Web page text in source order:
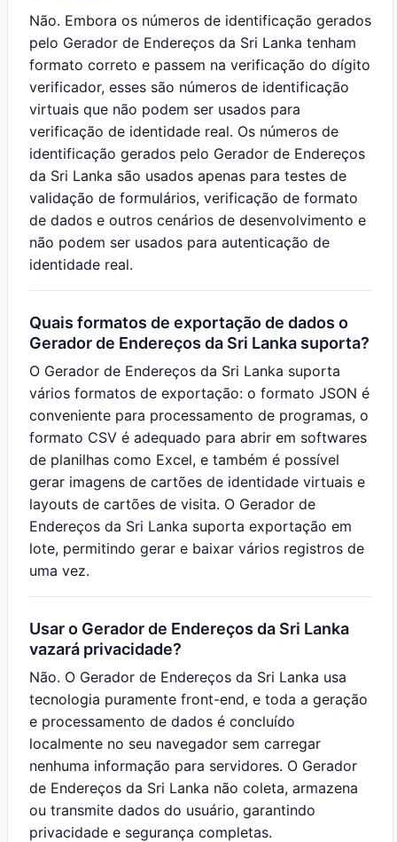
Não. Embora os números de identificação gerados
pelo Gerador de Endereços da Sri Lanka tenham
formato correto e passem na verificação do dígito
verificador, esses são números de identificação
virtuais que não podem ser usados para
verificação de identidade real. Os números de
identificação gerados pelo Gerador de Endereços
da Sri Lanka são usados apenas para testes de
validação de formulários, verificação de formato
de dados e outros cenários de desenvolvimento e
não podem ser usados para autenticação de
identidade real.
Quais formatos de exportação de dados o
Gerador de Endereços da Sri Lanka suporta?
O Gerador de Endereços da Sri Lanka suporta
vários formatos de exportação: o formato JSON é
conveniente para processamento de programas, o
formato CSV é adequado para abrir em softwares
de planilhas como Excel, e também é possível
gerar imagens de cartões de identidade virtuais e
layouts de cartões de visita. O Gerador de
Endereços da Sri Lanka suporta exportação em
lote, permitindo gerar e baixar vários registros de
uma vez.
Usar o Gerador de Endereços da Sri Lanka
vazará privacidade?
Não. O Gerador de Endereços da Sri Lanka usa
tecnologia puramente front-end, e toda a geração
e processamento de dados é concluído
localmente no seu navegador sem carregar
nenhuma informação para servidores. O Gerador
de Endereços da Sri Lanka não coleta, armazena
ou transmite dados do usuário, garantindo
privacidade e segurança completas.